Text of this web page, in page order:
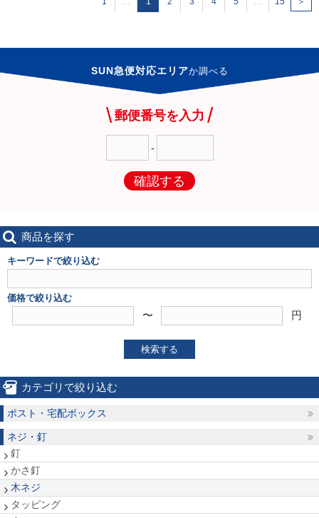
SUN急便対応エリアか調べる
郵便番号を入力
-
確認する
商品を探す
キーワードで絞り込む
価格で絞り込む
〜 円
検索する
カテゴリで絞り込む
ポスト・宅配ボックス
ネジ・釘
釘
かさ釘
木ネジ
タッピング